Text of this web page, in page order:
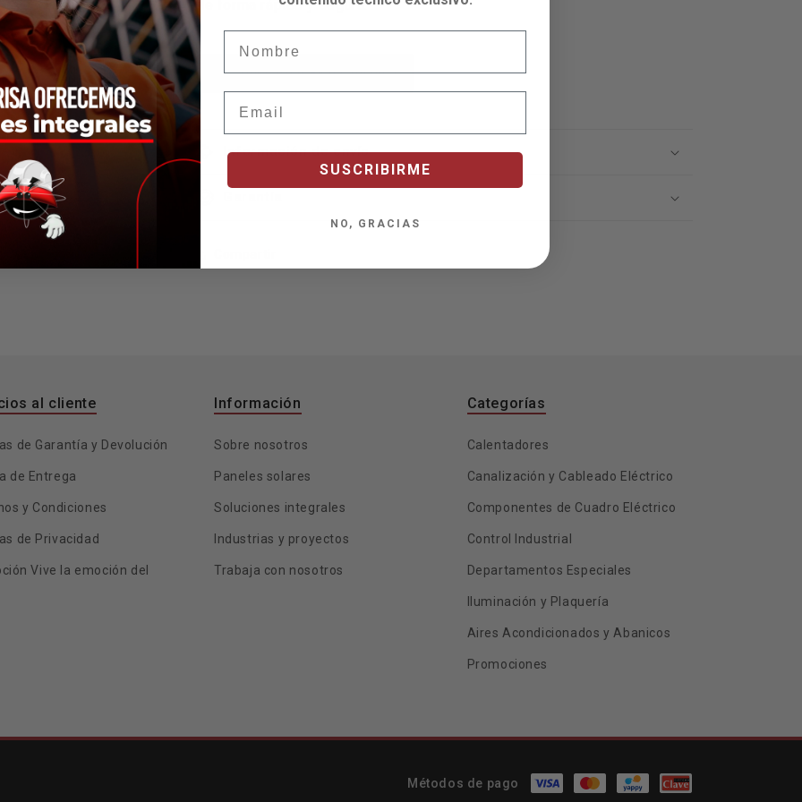
de forma rápida y segura.
Descargar Ficha Técnica
Información de envío
al cliente
de Garantía y Devolución
de Entrega
y Condiciones
de Privacidad
Vive la emoción del
Información
Sobre nosotros
Paneles solares
Soluciones integrales
Industrias y proyectos
Trabaja con nosotros
Categorías
Calentadores
Canalización y Cableado Eléctrico
Componentes de Cuadro Eléctrico
Control Industrial
Departamentos Especiales
Iluminación y Plaquería
Aires Acondicionados y Abanicos
Promociones
Métodos de pago
SUSCRIBIRME
NO, GRACIAS